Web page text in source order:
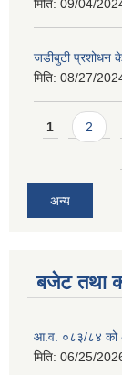
मिति: 09/04/
जडीबुटी प्रशोधन
मिति: 08/27/
Pages
1 2
अन्य
बजेट तथा
आ.व. ०८३/८४ को
मिति: 06/25/